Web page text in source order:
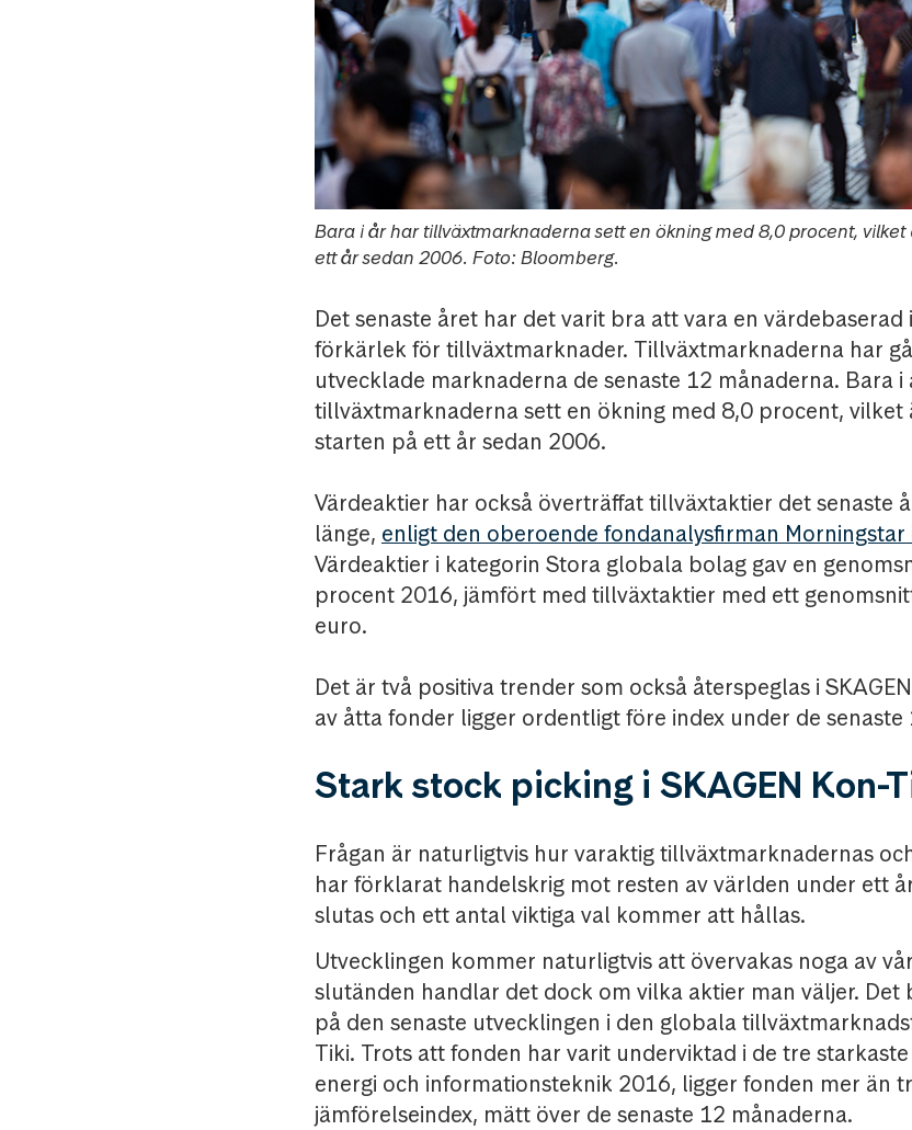
Bara i år har tillväxtmarknaderna sett en ökning med 8,0 procent,
ett år sedan 2006. Foto: Bloomberg.
Det senaste året har det varit bra att vara en värdebaserad
förkärlek för tillväxtmarknader. Tillväxtmarknaderna har
utvecklade marknaderna de senaste 12 månaderna. Bara i
tillväxtmarknaderna sett en ökning med 8,0 procent, vilket
starten på ett år sedan 2006.
Värdeaktier har också överträffat tillväxtaktier det senaste
länge, enligt den oberoende fondanalysfirman Morningstar
Värdeaktier i kategorin Stora globala bolag gav en
procent 2016, jämfört med tillväxtaktier med ett
euro.
Det är två positiva trender som också återspeglas i
av åtta fonder ligger ordentligt före index under de senaste
Stark stock picking i SKAGEN Kon-
Frågan är naturligtvis hur varaktig tillväxtmarknadernas
har förklarat handelskrig mot resten av världen under ett
slutas och ett antal viktiga val kommer att hållas.
Utvecklingen kommer naturligtvis att övervakas noga av
slutänden handlar det dock om vilka aktier man väljer. Det
på den senaste utvecklingen i den globala
Tiki. Trots att fonden har varit underviktad i de tre
energi och informationsteknik 2016, ligger fonden mer än
jämförelseindex, mätt över de senaste 12 månaderna.